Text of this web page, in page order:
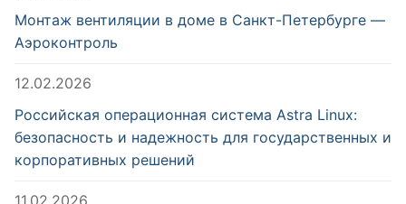
Монтаж вентиляции в доме в Санкт-Петербурге —
Аэроконтроль
12.02.2026
Российская операционная система Astra Linux:
безопасность и надежность для государственных и
корпоративных решений